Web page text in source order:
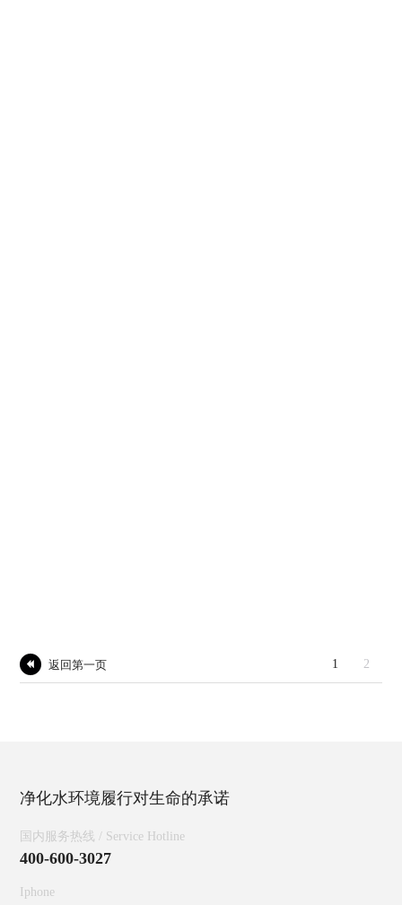
 返回第一页 1 2
净化水环境履行对生命的承诺
国内服务热线 / Service Hotline
400-600-3027
Iphone